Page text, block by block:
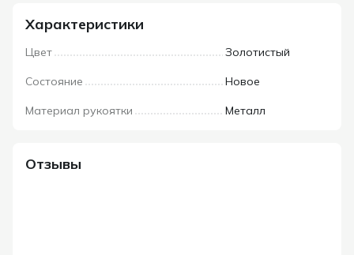
Характеристики
Цвет Золотистый
Состояние Новое
Материал рукоятки Металл
Отзывы